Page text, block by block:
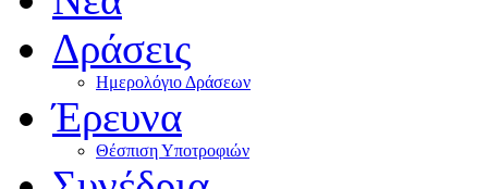
Δράσεις
Ημερολόγιο Δράσεων
Έρευνα
Θέσπιση Υποτροφιών